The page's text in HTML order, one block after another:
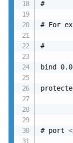
#
# For
#
bind
# port <